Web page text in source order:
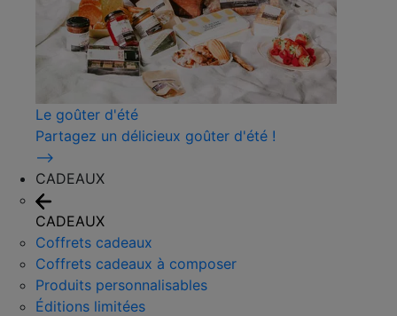
Le goûter d'été
Partagez un délicieux goûter d'été !
⟶
CADEAUX
CADEAUX
Coffrets cadeaux
Coffrets cadeaux à composer
Produits personnalisables
Éditions limitées